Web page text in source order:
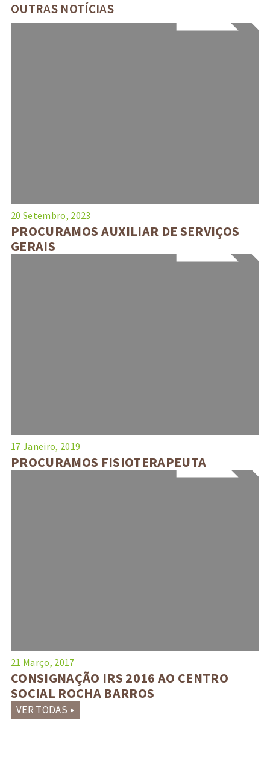
OUTRAS NOTÍCIAS
20 Setembro, 2023
PROCURAMOS AUXILIAR DE SERVIÇOS
GERAIS
17 Janeiro, 2019
PROCURAMOS FISIOTERAPEUTA
21 Março, 2017
CONSIGNAÇÃO IRS 2016 AO CENTRO
SOCIAL ROCHA BARROS
VER TODAS